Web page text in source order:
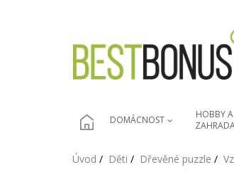
DOMÁCNOST
HOBBY A
Úvod Děti Dřevěné puzzle